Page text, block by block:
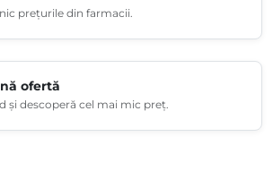
prețurile din farmacii.
ofertă
și descoperă cel mai mic preț.